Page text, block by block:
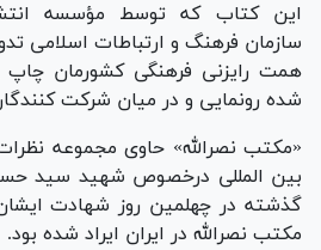
این کتاب که توسط مؤسسه
سازمان فرهنگ و ارتباطات اسلامی
همت رایزنی فرهنگی کشورمان چاپ
شده رونمایی و در میان شرکت
«مکتب نصرالله» حاوی مجموعه
بین المللی درخصوص شهید سید
گذشته در چهلمین روز شهادت
مکتب نصرالله در ایران ایراد شده بود.